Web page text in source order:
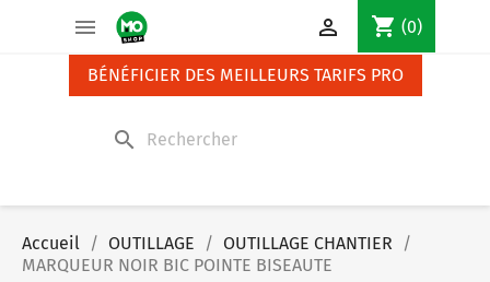
 shopping_cart (0)

BÉNÉFICIER DES MEILLEURS TARIFS PRO
search
Accueil OUTILLAGE
OUTILLAGE CHANTIER
MARQUEUR NOIR BIC POINTE BISEAUTE
Panneau de gestion des cookies